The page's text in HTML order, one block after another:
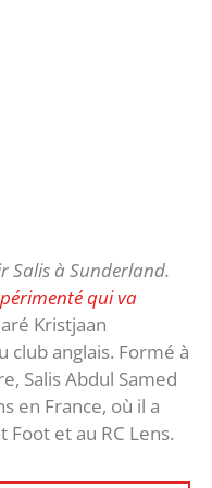
Salis à Sunderland.
qui va
Kristjaan
club anglais. Formé à
Salis Abdul Samed
en France, où il a
et au RC Lens.